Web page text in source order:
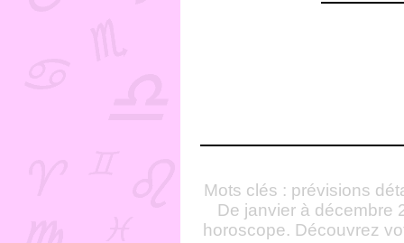
Mots clés : prévisions
De janvier à décembre
horoscope. Découvrez